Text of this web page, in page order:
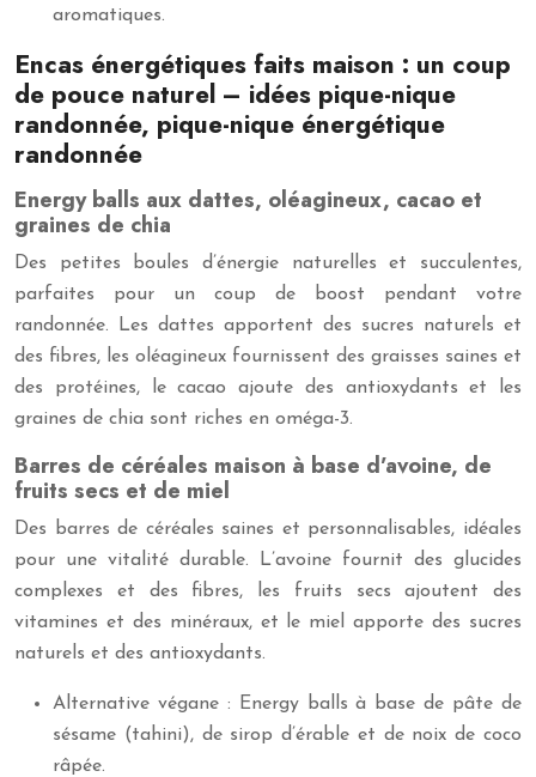
aromatiques.
Encas énergétiques faits maison : un coup
de pouce naturel – idées pique-nique
randonnée, pique-nique énergétique
randonnée
Energy balls aux dattes, oléagineux, cacao et
graines de chia
Des petites boules d’énergie naturelles et succulentes,
parfaites pour un coup de boost pendant votre
randonnée. Les dattes apportent des sucres naturels et
des fibres, les oléagineux fournissent des graisses saines et
des protéines, le cacao ajoute des antioxydants et les
graines de chia sont riches en oméga-3.
Barres de céréales maison à base d’avoine, de
fruits secs et de miel
Des barres de céréales saines et personnalisables, idéales
pour une vitalité durable. L’avoine fournit des glucides
complexes et des fibres, les fruits secs ajoutent des
vitamines et des minéraux, et le miel apporte des sucres
naturels et des antioxydants.
Alternative végane : Energy balls à base de pâte de
sésame (tahini), de sirop d’érable et de noix de coco
râpée.